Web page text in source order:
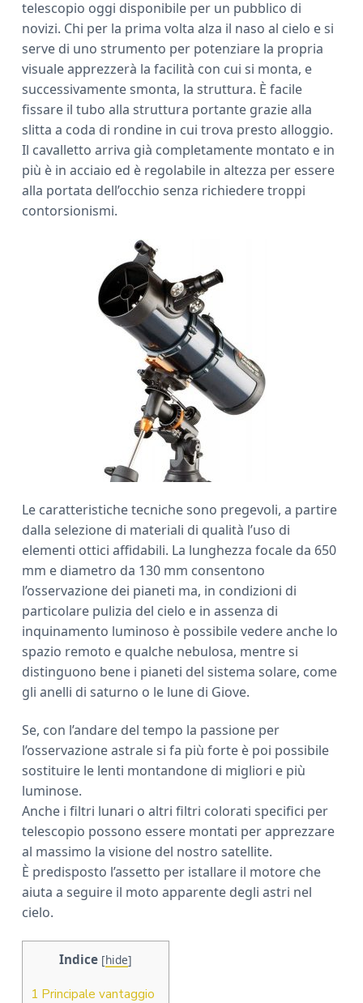
telescopio oggi disponibile per un pubblico di
novizi. Chi per la prima volta alza il naso al cielo e si
serve di uno strumento per potenziare la propria
visuale apprezzerà la facilità con cui si monta, e
successivamente smonta, la struttura. È facile
fissare il tubo alla struttura portante grazie alla
slitta a coda di rondine in cui trova presto alloggio.
Il cavalletto arriva già completamente montato e in
più è in acciaio ed è regolabile in altezza per essere
alla portata dell’occhio senza richiedere troppi
contorsionismi.
Le caratteristiche tecniche sono pregevoli, a partire
dalla selezione di materiali di qualità l’uso di
elementi ottici affidabili. La lunghezza focale da 650
mm e diametro da 130 mm consentono
l’osservazione dei pianeti ma, in condizioni di
particolare pulizia del cielo e in assenza di
inquinamento luminoso è possibile vedere anche lo
spazio remoto e qualche nebulosa, mentre si
distinguono bene i pianeti del sistema solare, come
gli anelli di saturno o le lune di Giove.
Se, con l’andare del tempo la passione per
l’osservazione astrale si fa più forte è poi possibile
sostituire le lenti montandone di migliori e più
luminose.
Anche i filtri lunari o altri filtri colorati specifici per
telescopio possono essere montati per apprezzare
al massimo la visione del nostro satellite.
È predisposto l’assetto per istallare il motore che
aiuta a seguire il moto apparente degli astri nel
cielo.
Indice [hide]
1 Principale vantaggio